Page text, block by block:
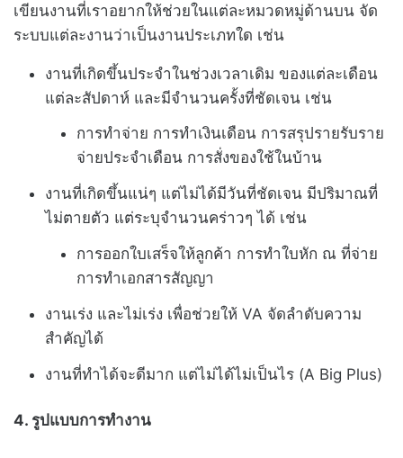
เขียนงานที่เราอยากให้ช่วยในแต่ละหมวดหมู่ด้านบน จัด
ระบบแต่ละงานว่าเป็นงานประเภทใด เช่น
งานที่เกิดขึ้นประจำในช่วงเวลาเดิม ของแต่ละเดือน
แต่ละสัปดาห์ และมีจำนวนครั้งที่ชัดเจน เช่น
การทำจ่าย การทำเงินเดือน การสรุปรายรับราย
จ่ายประจำเดือน การสั่งของใช้ในบ้าน
งานที่เกิดขึ้นแน่ๆ แต่ไม่ได้มีวันที่ชัดเจน มีปริมาณที่
ไม่ตายตัว แต่ระบุจำนวนคร่าวๆ ได้ เช่น
การออกใบเสร็จให้ลูกค้า การทำใบหัก ณ ที่จ่าย
การทำเอกสารสัญญา
งานเร่ง และไม่เร่ง เพื่อช่วยให้ VA จัดลำดับความ
สำคัญได้
งานที่ทำได้จะดีมาก แต่ไม่ได้ไม่เป็นไร (A Big Plus)
4. รูปแบบการทำงาน